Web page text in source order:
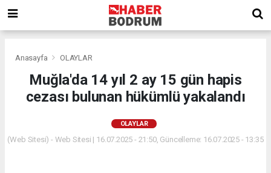
Anasayfa OLAYLAR
Muğla'da 14 yıl 2 ay 15 gün hapis
cezası bulunan hükümlü yakalandı
OLAYLAR
(Web Sitesi) - Web Sitesi | 16.07.2025 - 21:50, Güncelleme: 16.07.2025 - 13:35